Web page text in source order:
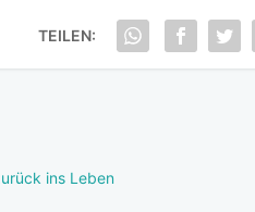
TEILEN:
ins Leben